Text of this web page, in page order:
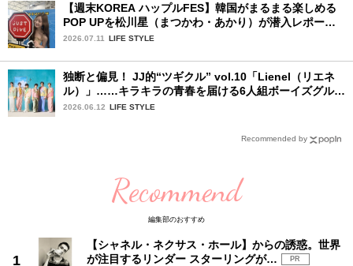
【週末KOREA ハップルFES】韓国がまるまる楽しめる
POP UPを松川星（まつかわ・あかり）が潜入レポート
♡
2026.07.11 LIFE STYLE
独断と偏見！ JJ的“ツギクル” vol.10「Lienel（リエネ
ル）」……キラキラの青春を届ける6人組ボーイズグルー
プ
2026.06.12 LIFE STYLE
Recommended by
Recommend
編集部のおすすめ
【シャネル・ネクサス・ホール】からの誘惑。世界
が注目するリンダー スターリングが…
PR